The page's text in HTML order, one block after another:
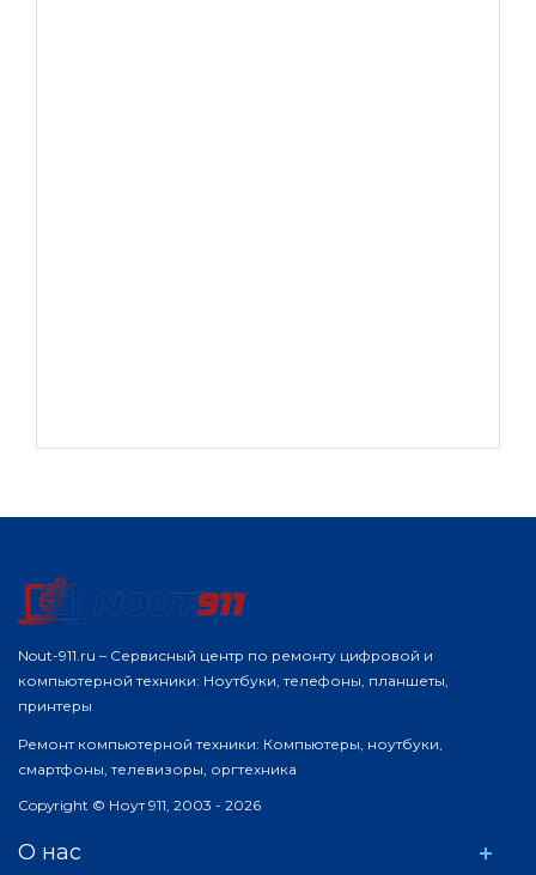
Nout-911.ru – Сервисный центр по ремонту цифровой и
компьютерной техники: Ноутбуки, телефоны, планшеты,
принтеры
Ремонт компьютерной техники: Компьютеры, ноутбуки,
смартфоны, телевизоры, оргтехника
Copyright © Ноут 911, 2003 - 2026
О нас